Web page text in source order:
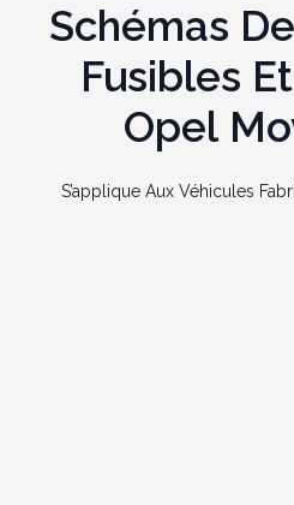
Schémas
Fusibles
Opel
S’applique Aux Véhicules